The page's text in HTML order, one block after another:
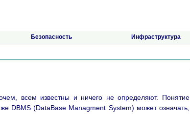
Безопасность Инфраструктура
всем известны и ничего не определяют. Понятие
(DataBase Managment System) может означать,